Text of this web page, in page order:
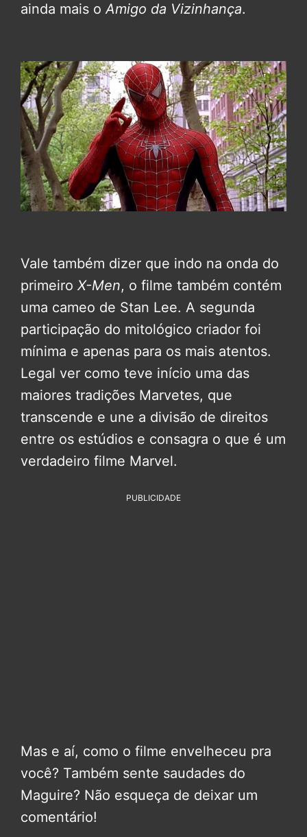
ainda mais oAmigo da Vizinhança.
Vale também dizer que indo na onda do
primeiro X-Men, o filme também contém
uma cameo de Stan Lee. A segunda
participação do mitológico criador foi
mínima e apenas para os mais atentos.
Legal ver como teve início uma das
maiores tradições Marvetes, que
transcende e une a divisão de direitos
entre os estúdios e consagra o que é um
verdadeiro filme Marvel.
PUBLICIDADE
Mas e aí, como o filme envelheceu pra
você? Também sente saudades do
Maguire? Não esqueça de deixar um
comentário!